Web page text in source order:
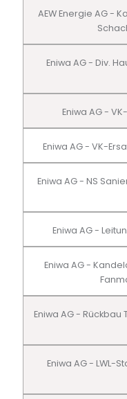
AEW Energie AG -
Eniwa AG - Div.
Eniwa AG -
Eniwa AG - VK-
Eniwa AG - NS
Eniwa AG -
Eniwa AG -
Eniwa AG -
Eniwa AG - LWL-